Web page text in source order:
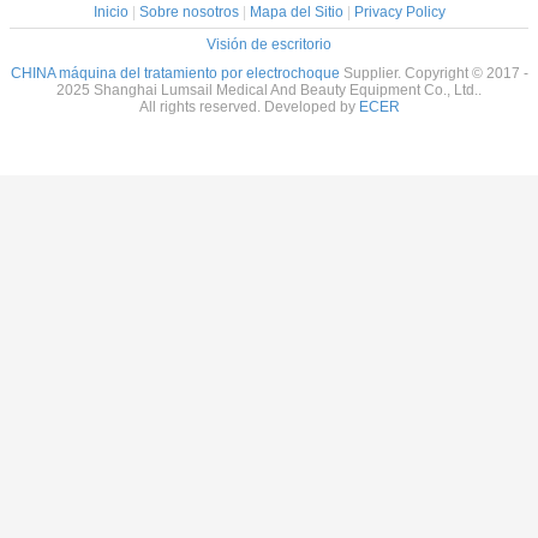
Inicio| Sobre nosotros| Mapa del Sitio|
Privacy Policy
Visión de escritorio
CHINA máquina del tratamiento por electrochoque Supplier. Copyright © 2017 -
2025 Shanghai Lumsail Medical And Beauty Equipment Co., Ltd..
All rights reserved. Developed by ECER